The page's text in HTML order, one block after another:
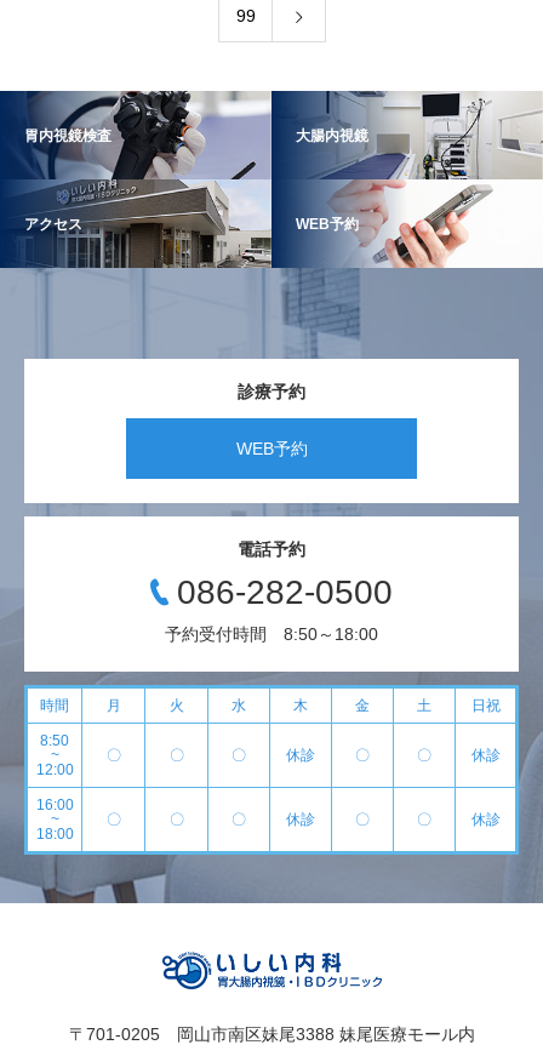
99
胃内視鏡検査 大腸内視鏡
アクセス WEB予約
診療予約
WEB予約
電話予約
086-282-0500
予約受付時間 8:50～18:00
時間 月 火 水 木 金 土 日祝
8:50
~
12:00
〇 〇 〇 休診 〇 〇 休診
16:00
~
18:00
〇 〇 〇 休診 〇 〇 休診
〒701-0205 岡山市南区妹尾3388 妹尾医療モール内